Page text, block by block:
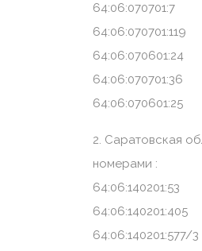
64:06:070701:7
64:06:070701:119
64:06:070601:24
64:06:070701:36
64:06:070601:25
2. Саратовская
номерами :
64:06:140201:53
64:06:140201:405
64:06:140201:577/3